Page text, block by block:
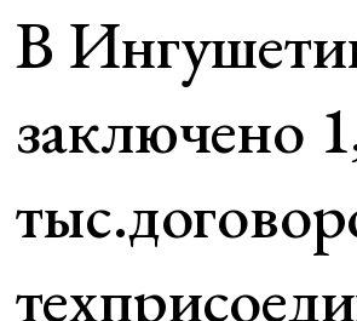
В
заключено